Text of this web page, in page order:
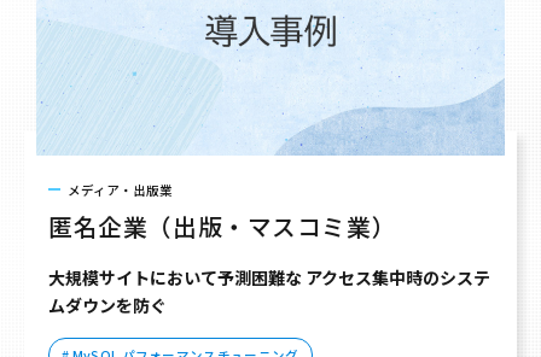
匿名企業（出版・マスコミ業）
メディア・出版業
大規模サイトにおいて予測困難な アクセス集中時のシステ
ムダウンを防ぐ